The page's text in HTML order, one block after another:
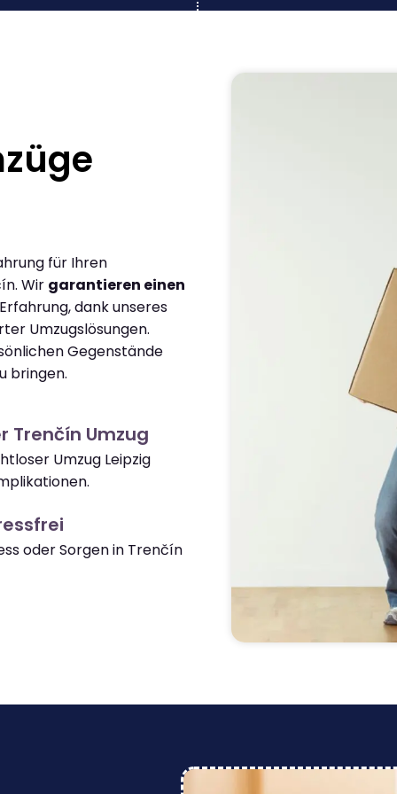
für Ihren
Wir garantieren einen
dank unseres
Umzugslösungen.
Gegenstände
bringen.
Trenčín Umzug
Umzug Leipzig
oder Sorgen in Trenčín